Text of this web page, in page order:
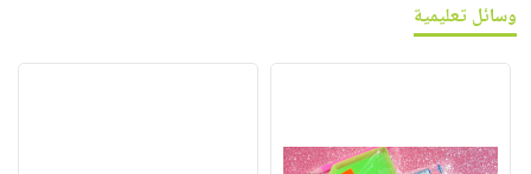
وسائل تعليمية